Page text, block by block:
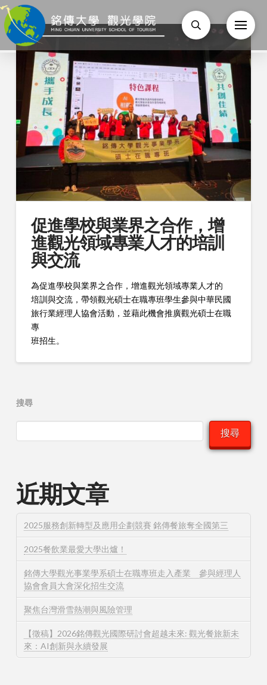
促進學校與業界之合作，增
進觀光領域專業人才的培訓
與交流
為促進學校與業界之合作，增進觀光領域專業人才的
培訓與交流，帶領觀光碩士在職專班學生參與中華民國
旅行業經理人協會活動，並藉此機會推廣觀光碩士在職
專
班招生。
搜尋
搜尋
近期文章
2025服務創新轉型及應用企劃競賽 銘傳餐旅奪全國第三
2025餐飲業最愛大學出爐！
銘傳大學觀光事業學系碩士在職專班走入產業 參與經理人
協會會員大會深化招生交流
聚焦台灣滑雪熱潮與風險管理
【徵稿】2026銘傳觀光國際研討會超越未來: 觀光餐旅新未
來：AI創新與永續發展